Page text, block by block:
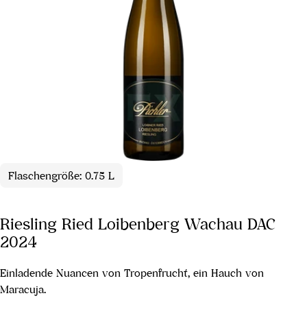
Flaschengröße: 0.75 L
Riesling Ried Loibenberg Wachau DAC
2024
Einladende Nuancen von Tropenfrucht, ein Hauch von
Maracuja.